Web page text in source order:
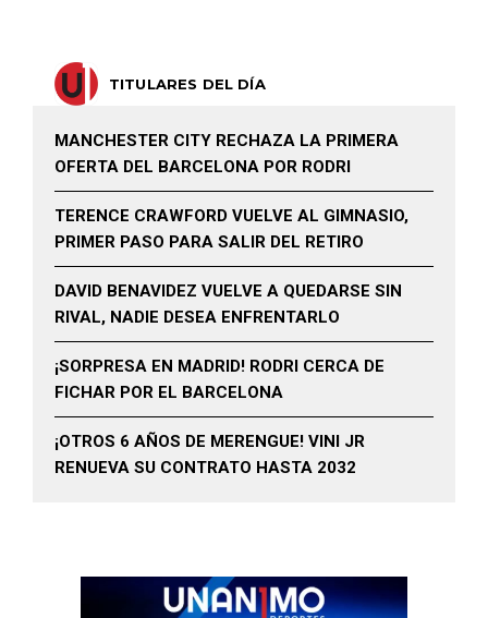
TITULARES DEL DÍA
MANCHESTER CITY RECHAZA LA PRIMERA
OFERTA DEL BARCELONA POR RODRI
TERENCE CRAWFORD VUELVE AL GIMNASIO,
PRIMER PASO PARA SALIR DEL RETIRO
DAVID BENAVIDEZ VUELVE A QUEDARSE SIN
RIVAL, NADIE DESEA ENFRENTARLO
¡SORPRESA EN MADRID! RODRI CERCA DE
FICHAR POR EL BARCELONA
¡OTROS 6 AÑOS DE MERENGUE! VINI JR
RENUEVA SU CONTRATO HASTA 2032